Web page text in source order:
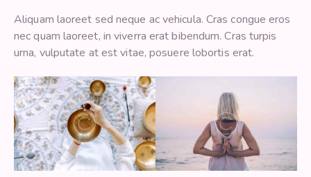
Aliquam laoreet sed neque ac vehicula. Cras congue eros
nec quam laoreet, in viverra erat bibendum. Cras turpis
urna, vulputate at est vitae, posuere lobortis erat.